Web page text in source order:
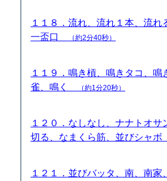
１１８．流れ、流れ１本、流れ
一盃口
（約2分40秒）
１１９．鳴き槓、鳴きタコ、鳴
雀、鳴く
（約1分20秒）
１２０．なしなし、ナナトオサ
切る、なまくら筋、並びシャ
１２１．並びバッタ、南、南家